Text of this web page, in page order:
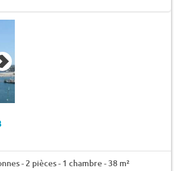
- 2 pièces - 1 chambre - 38 m²